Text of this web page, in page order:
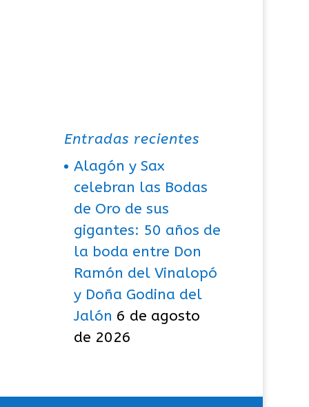
Entradas recientes
Alagón y Sax
celebran las Bodas
de Oro de sus
gigantes: 50 años de
la boda entre Don
Ramón del Vinalopó
y Doña Godina del
Jalón 6 de agosto
de 2026